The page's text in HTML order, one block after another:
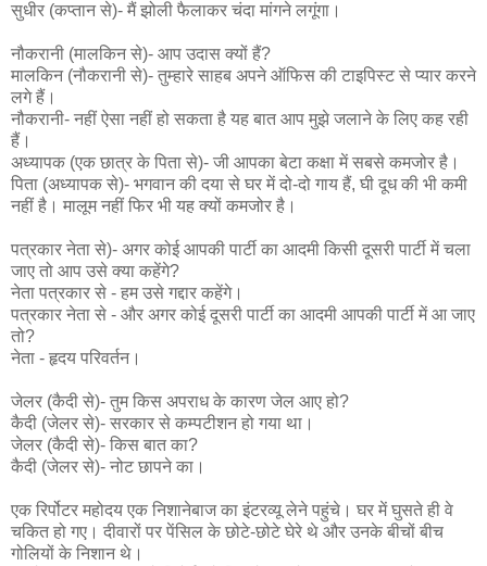
सुधीर (कप्तान से)- मैं झोली फैलाकर चंदा मांगने लगूंगा।
नौकरानी (मालकिन से)- आप उदास क्यों हैं?
मालकिन (नौकरानी से)- तुम्हारे साहब अपने ऑफिस की टाइपिस्ट से प्यार करने
लगे हैं।
नौकरानी- नहीं ऐसा नहीं हो सकता है यह बात आप मुझे जलाने के लिए कह रही
हैं।
अध्यापक (एक छात्र के पिता से)- जी आपका बेटा कक्षा में सबसे कमजोर है।
पिता (अध्यापक से)- भगवान की दया से घर में दो-दो गाय हैं, घी दूध की भी कमी
नहीं है। मालूम नहीं फिर भी यह क्यों कमजोर है।
पत्रकार नेता से)- अगर कोई आपकी पार्टी का आदमी किसी दूसरी पार्टी में चला
जाए तो आप उसे क्या कहेंगे?
नेता पत्रकार से - हम उसे गद्दार कहेंगे।
पत्रकार नेता से - और अगर कोई दूसरी पार्टी का आदमी आपकी पार्टी में आ जाए
तो?
नेता - हृदय परिवर्तन।
जेलर (कैदी से)- तुम किस अपराध के कारण जेल आए हो?
कैदी (जेलर से)- सरकार से कम्पटीशन हो गया था।
जेलर (कैदी से)- किस बात का?
कैदी (जेलर से)- नोट छापने का।
एक रिर्पोटर महोदय एक निशानेबाज का इंटरव्यू लेने पहुंचे। घर में घुसते ही वे
चकित हो गए। दीवारों पर पेंसिल के छोटे-छोटे घेरे थे और उनके बीचों बीच
गोलियों के निशान थे।